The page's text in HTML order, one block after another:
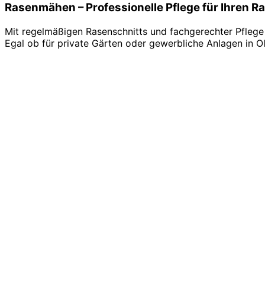
Rasenmähen – Professionelle Pflege für Ihren
Mit regelmäßigen Rasenschnitts und fachgerechter
Egal ob für private Gärten oder gewerbliche Anlagen in